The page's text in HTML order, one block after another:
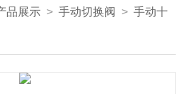
品展示 >手动切换阀 >手动十